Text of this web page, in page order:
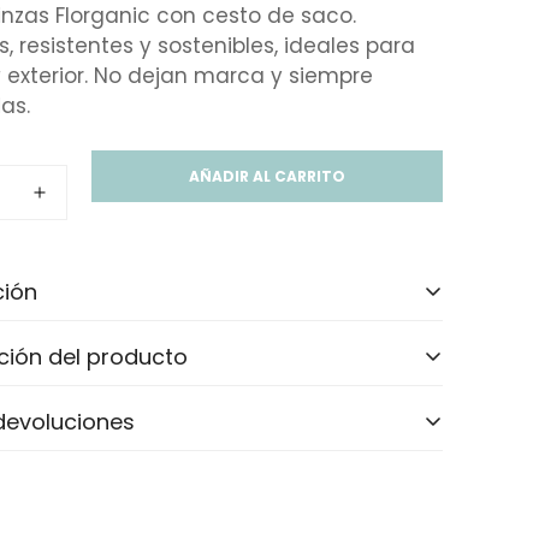
Florganic con cesto de saco.
resistentes y sostenibles, ideales para
exterior. No dejan marca y siempre
AÑADIR AL CARRITO
Florganic con cesto de saco,
con bioplásticos de cáscara de arroz,
del producto